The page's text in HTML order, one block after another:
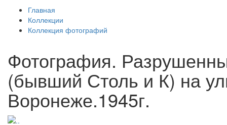
Главная
Коллекции
Коллекция фотографий
Фотография.
(бывший Столь и К) на
Воронеже.1945г.